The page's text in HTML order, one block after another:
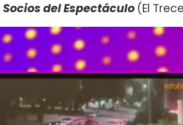
Socios del Espectáculo (El